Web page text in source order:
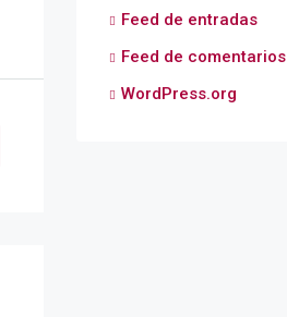
Feed de entradas
Feed de comentarios
WordPress.org